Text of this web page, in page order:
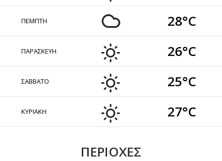
ΠΕΜΠΤΗ 28°C
ΠΑΡΑΣΚΕΥΗ 26°C
ΣΑΒΒΑΤΟ 25°C
ΚΥΡΙΑΚΗ 27°C
ΠΕΡΙΟΧΕΣ